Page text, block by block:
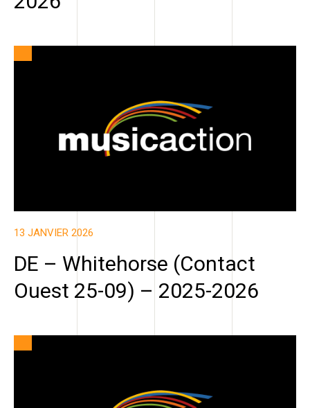
13 JANVIER 2026
DE – Whitehorse (Contact
Ouest 25-09) – 2025-2026